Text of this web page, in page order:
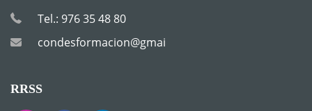
Tel.: 976 35 48 80
condesformacion@gmail.com
RRSS